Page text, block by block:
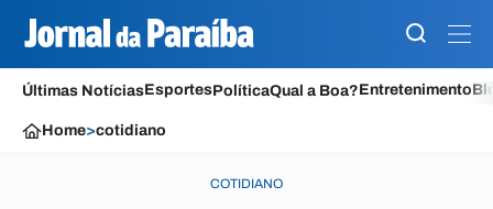
Últimas NotíciasEsportesPolíticaQual a Boa?Entretenimento
Home>cotidiano
COTIDIANO